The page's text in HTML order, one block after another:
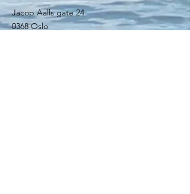
Jacop Aalls gate 24
0368 Oslo